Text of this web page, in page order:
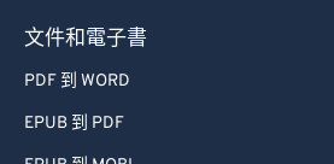
文件和電子書
PDF 到 WORD
EPUB 到 PDF